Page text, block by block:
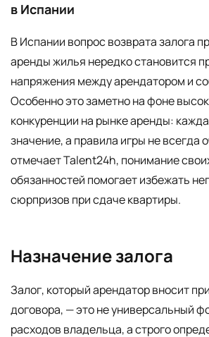
в Испании
В Испании вопрос возврата залога
аренды жилья нередко становится
напряжения между арендатором и
Особенно это заметно на фоне
конкуренции на рынке аренды:
значение, а правила игры не всегда
отмечает Talent24h, понимание
обязанностей помогает избежать
сюрпризов при сдаче квартиры.
Назначение залога
Залог, который арендатор вносит
договора, — это не универсальный
расходов владельца, а строго